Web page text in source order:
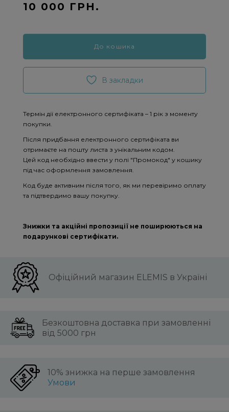
10 000 ГРН.
До кошика
В закладки
Термін дії електронного сертифіката – 1 рік з моменту
покупки.
Після придбання електронного сертифіката ви
отримаєте на пошту листа з унікальним кодом.
Цей код необхідно ввести у полі "Промокод" у кошику
під час оформлення замовлення.
Код буде активним після того, як ми перевіримо оплату
та підтвердимо вашу покупку.
Знижки та акційні пропозиції не поширюються на
подарункові сертифікати.
Офіційний магазин ELEMIS в Україні
Безкоштовна доставка при замовленні
від 5000 грн
10% знижка на перше замовлення
Умови